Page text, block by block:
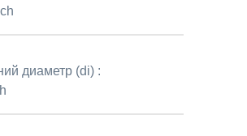
диаметр (di) :